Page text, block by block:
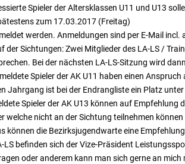
Spieler der Altersklassen U11 und U13
zum 17.03.2017 (Freitag)
werden. Anmeldungen sind per E-Mail
der Sichtungen: Zwei Mitglieder des LA-LS /
Bei der nächsten LA-LS-Sitzung wird
Spieler der AK U11 haben einen
Jahrgang ist bei der Endrangliste ein Platz
Spieler der AK U13 können auf
welche nicht an der Sichtung teilnehmen
können die Bezirksjugendwarte eine
LS befinden sich der Vize-Präsident
oder anderem kann man sich gerne an mich